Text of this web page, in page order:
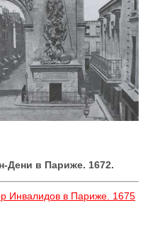
Дени в Париже. 1672.
Инвалидов в Париже. 1675